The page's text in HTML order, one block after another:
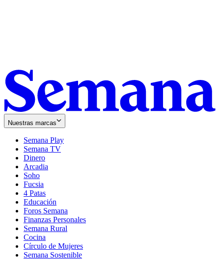
Nuestras marcas
Semana Play
Semana TV
Dinero
Arcadia
Soho
in
new
window
Fucsia
in
new
window
4 Patas
Educación
Foros Semana
Finanzas Personales
Semana Rural
Cocina
Círculo de Mujeres
Semana Sostenible